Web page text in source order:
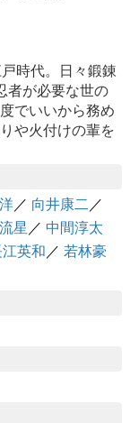
時代。日々鍛錬
者が必要な世の
でいいから務め
や火付けの輩を
／ 向井康二 ／
星 ／中間淳太
江英和 ／ 若林豪